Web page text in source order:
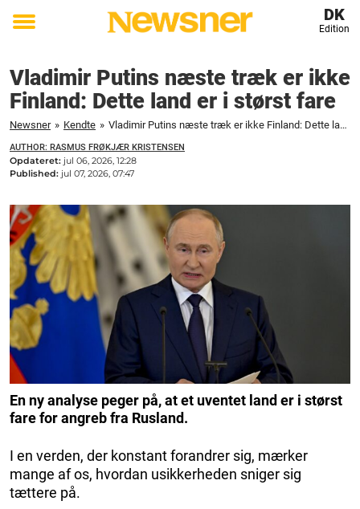
Toggle
DK
Edition
Vladimir Putins næste træk er ikke
Finland: Dette land er i størst fare
Newsner » Kendte » Vladimir Putins næste træk er ikke Finland: Dette land er i størst fare
AUTHOR: RASMUS FRØKJÆR KRISTENSEN
Opdateret: jul 06, 2026, 12:28
Published: jul 07, 2026, 07:47
En ny analyse peger på, at et uventet land er i størst
fare for angreb fra Rusland.
I en verden, der konstant forandrer sig, mærker
mange af os, hvordan usikkerheden sniger sig
tættere på.